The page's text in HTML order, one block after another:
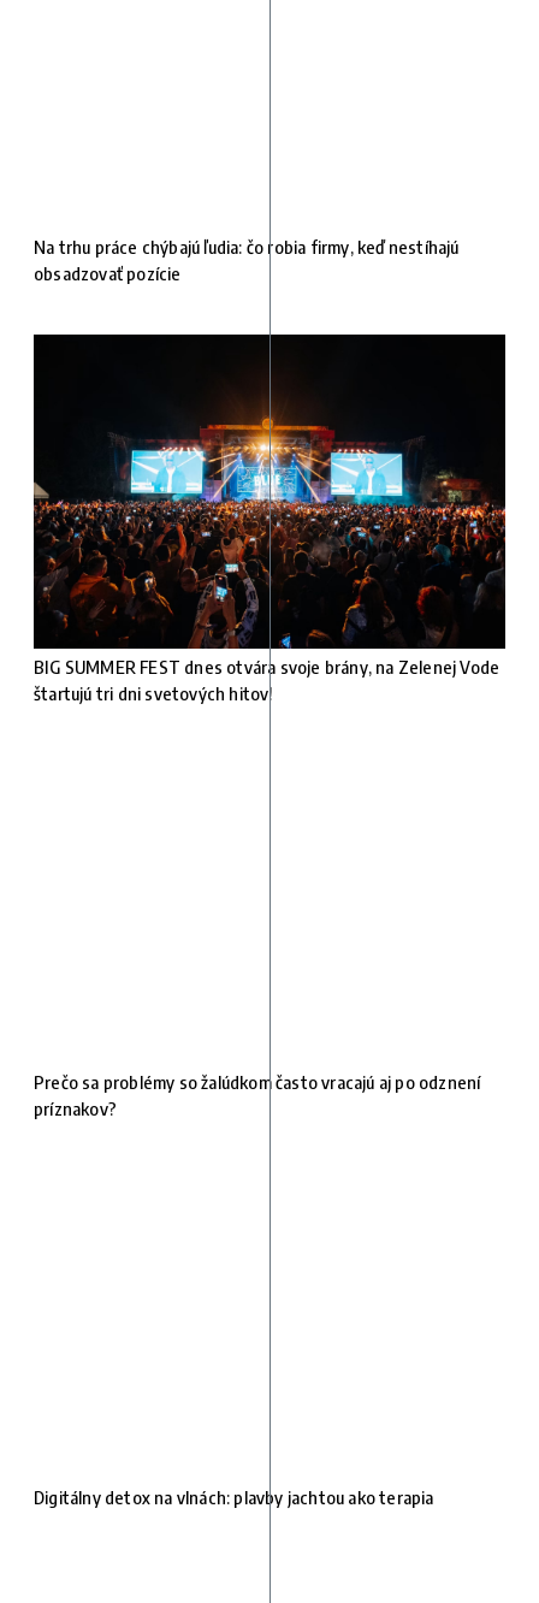
Na trhu práce chýbajú ľudia: čo robia firmy, keď nestíhajú
obsadzovať pozície
BIG SUMMER FEST dnes otvára svoje brány, na Zelenej Vode
štartujú tri dni svetových hitov!
Prečo sa problémy so žalúdkom často vracajú aj po odznení
príznakov?
Digitálny detox na vlnách: plavby jachtou ako terapia